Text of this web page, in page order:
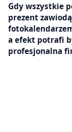
Gdy wszystkie
prezent
a efekt potrafi
profesjonalna